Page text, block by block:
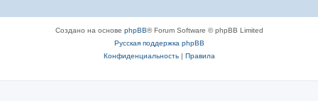
Создано на основе phpBB® Forum Software © phpBB Limited
Русская поддержка phpBB
Конфиденциальность| Правила